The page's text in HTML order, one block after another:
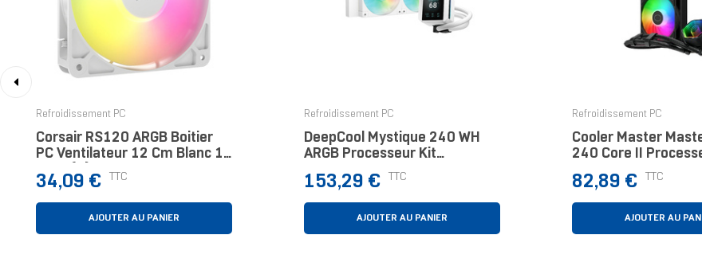
Refroidissement PC
Corsair RS120 ARGB Boitier
PC Ventilateur 12 Cm Blanc 1
Prix
34,09 € TTC
AJOUTER AU PANIER
Refroidissement PC
DeepCool Mystique 240 WH
ARGB Processeur Kit
Watercooling 12 Cm Blanc 1
Pièce(s)
Prix
153,29 € TTC
AJOUTER AU PANIER
Refroidissement PC
Cooler Master
240 Core II
Watercooling 12 Cm
Prix
82,89 € TTC
AJOUTER AU